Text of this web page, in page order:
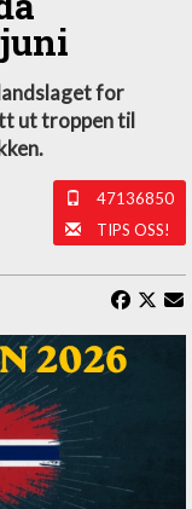
for
ut troppen til
47136850
TIPS OSS!